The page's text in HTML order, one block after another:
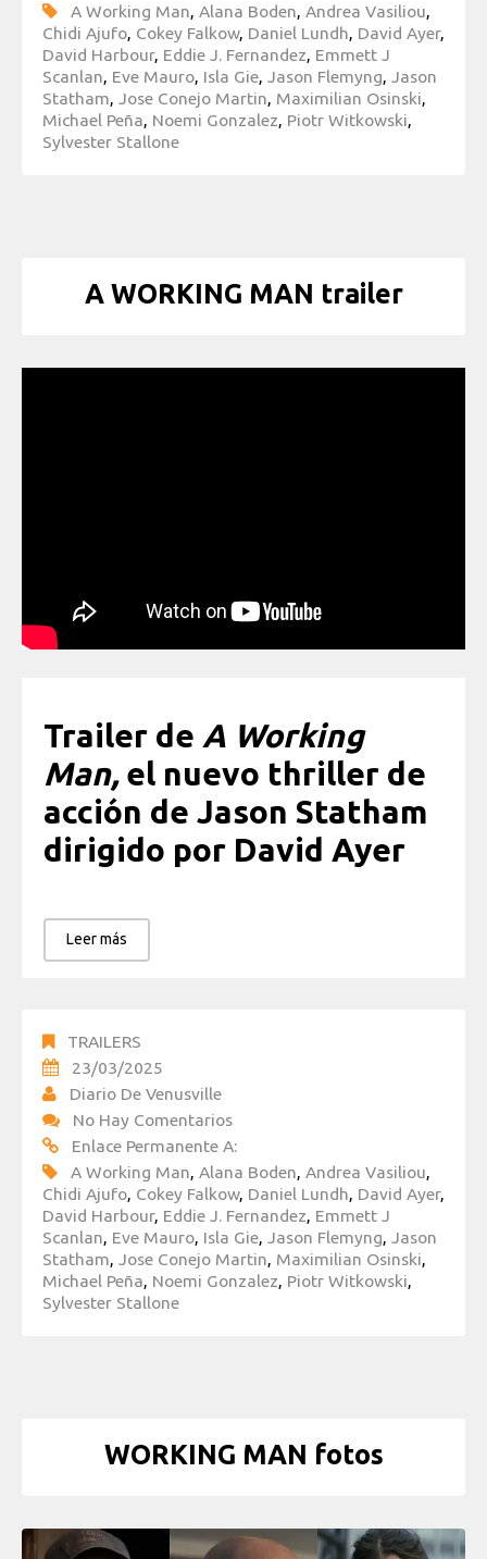
A Working Man, Alana Boden, Andrea Vasiliou,
Chidi Ajufo, Cokey Falkow, Daniel Lundh, David Ayer,
David Harbour, Eddie J. Fernandez, Emmett J
Scanlan, Eve Mauro, Isla Gie, Jason Flemyng, Jason
Statham, Jose Conejo Martin, Maximilian Osinski,
Michael Peña, Noemi Gonzalez, Piotr Witkowski,
Sylvester Stallone
A WORKING MAN trailer
Trailer de A Working
Man, el nuevo thriller de
acción de Jason Statham
dirigido por David Ayer
Leer más
TRAILERS
23/03/2025
Diario De Venusville
No Hay Comentarios
Enlace Permanente A:
A Working Man, Alana Boden, Andrea Vasiliou,
Chidi Ajufo, Cokey Falkow, Daniel Lundh, David Ayer,
David Harbour, Eddie J. Fernandez, Emmett J
Scanlan, Eve Mauro, Isla Gie, Jason Flemyng, Jason
Statham, Jose Conejo Martin, Maximilian Osinski,
Michael Peña, Noemi Gonzalez, Piotr Witkowski,
Sylvester Stallone
WORKING MAN fotos